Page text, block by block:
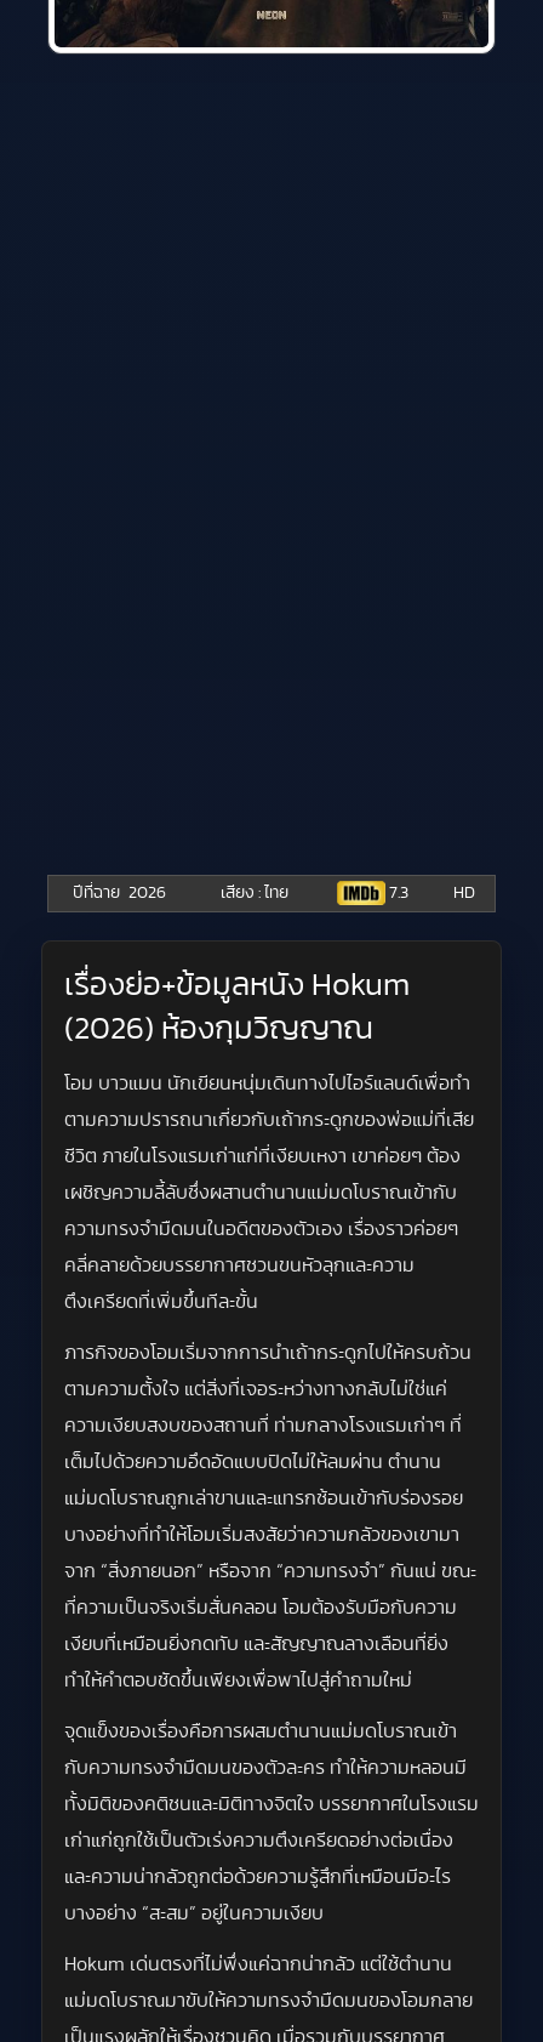
ปีที่ฉาย 2026 เสียง : ไทย 7.3 HD
เรื่องย่อ+ข้อมูลหนัง Hokum
(2026) ห้องกุมวิญญาณ
โอม บาวแมน นักเขียนหนุ่มเดินทางไปไอร์แลนด์เพื่อทำ
ตามความปรารถนาเกี่ยวกับเถ้ากระดูกของพ่อแม่ที่เสีย
ชีวิต ภายในโรงแรมเก่าแก่ที่เงียบเหงา เขาค่อยๆ ต้อง
เผชิญความลี้ลับซึ่งผสานตำนานแม่มดโบราณเข้ากับ
ความทรงจำมืดมนในอดีตของตัวเอง เรื่องราวค่อยๆ
คลี่คลายด้วยบรรยากาศชวนขนหัวลุกและความ
ตึงเครียดที่เพิ่มขึ้นทีละขั้น
ภารกิจของโอมเริ่มจากการนำเถ้ากระดูกไปให้ครบถ้วน
ตามความตั้งใจ แต่สิ่งที่เจอระหว่างทางกลับไม่ใช่แค่
ความเงียบสงบของสถานที่ ท่ามกลางโรงแรมเก่าๆ ที่
เต็มไปด้วยความอึดอัดแบบปิดไม่ให้ลมผ่าน ตำนาน
แม่มดโบราณถูกเล่าขานและแทรกซ้อนเข้ากับร่องรอย
บางอย่างที่ทำให้โอมเริ่มสงสัยว่าความกลัวของเขามา
จาก “สิ่งภายนอก” หรือจาก “ความทรงจำ” กันแน่ ขณะ
ที่ความเป็นจริงเริ่มสั่นคลอน โอมต้องรับมือกับความ
เงียบที่เหมือนยิ่งกดทับ และสัญญาณลางเลือนที่ยิ่ง
ทำให้คำตอบชัดขึ้นเพียงเพื่อพาไปสู่คำถามใหม่
จุดแข็งของเรื่องคือการผสมตำนานแม่มดโบราณเข้า
กับความทรงจำมืดมนของตัวละคร ทำให้ความหลอนมี
ทั้งมิติของคติชนและมิติทางจิตใจ บรรยากาศในโรงแรม
เก่าแก่ถูกใช้เป็นตัวเร่งความตึงเครียดอย่างต่อเนื่อง
และความน่ากลัวถูกต่อด้วยความรู้สึกที่เหมือนมีอะไร
บางอย่าง “สะสม” อยู่ในความเงียบ
Hokum เด่นตรงที่ไม่พึ่งแค่ฉากน่ากลัว แต่ใช้ตำนาน
แม่มดโบราณมาขับให้ความทรงจำมืดมนของโอมกลาย
เป็นแรงผลักให้เรื่องชวนคิด เมื่อรวมกับบรรยากาศ